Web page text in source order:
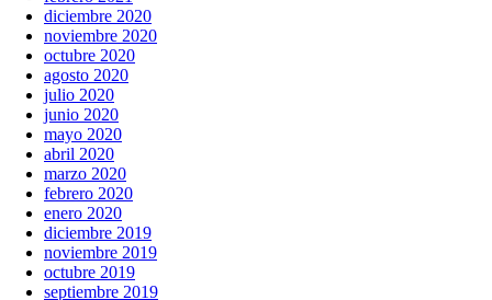
diciembre 2020
noviembre 2020
octubre 2020
agosto 2020
julio 2020
junio 2020
mayo 2020
abril 2020
marzo 2020
febrero 2020
enero 2020
diciembre 2019
noviembre 2019
octubre 2019
septiembre 2019